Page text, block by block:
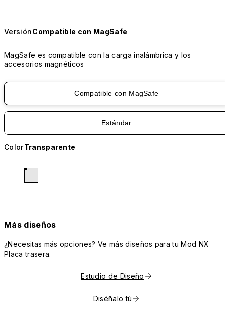
VersiónCompatible con MagSafe
MagSafe es compatible con la carga inalámbrica y los
accesorios magnéticos
Compatible con MagSafe
Estándar
ColorTransparente
Más diseños
¿Necesitas más opciones? Ve más diseños para tu Mod NX
Placa trasera.
Estudio de Diseño
Diséñalo tú